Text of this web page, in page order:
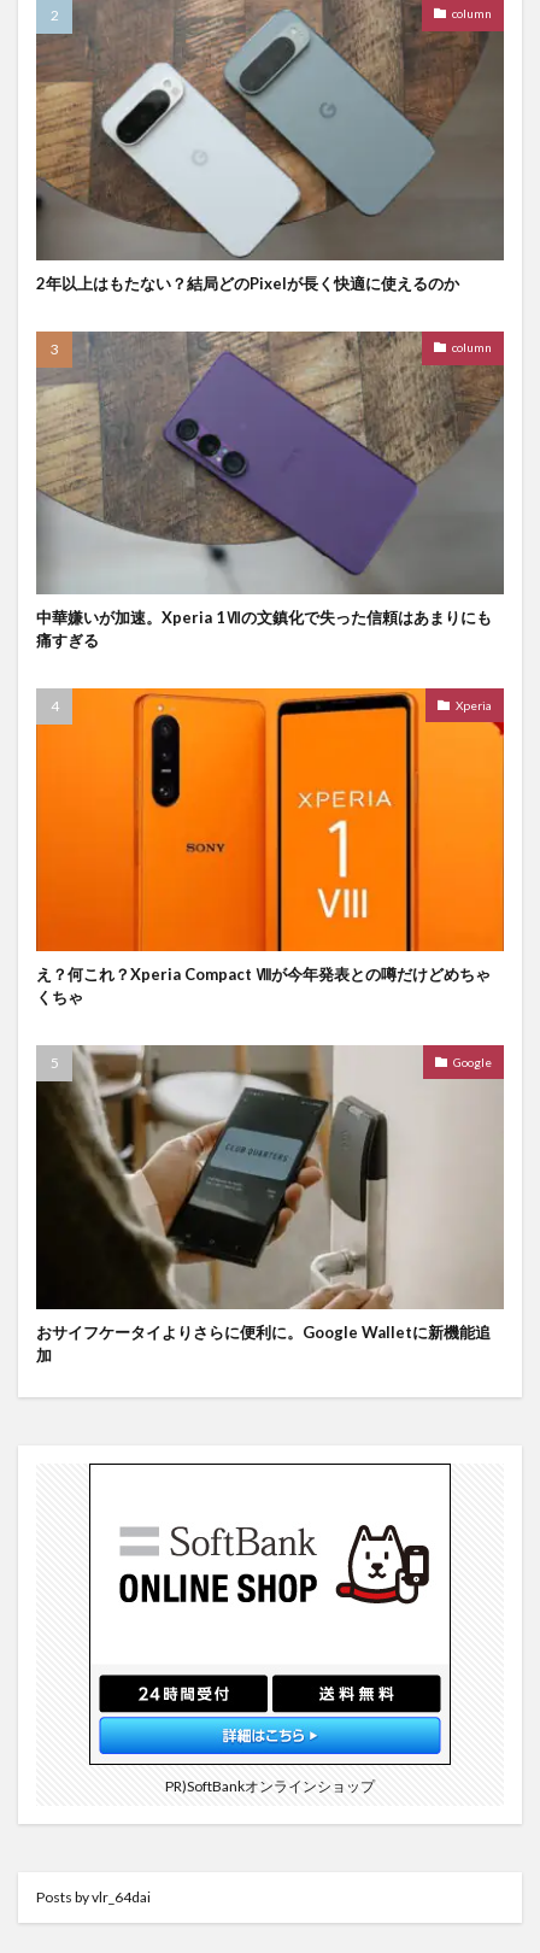
column
2年以上はもたない？結局どのPixelが長く快適に使えるのか
column
中華嫌いが加速。Xperia 1Ⅶの文鎮化で失った信頼はあまりにも
痛すぎる
Xperia
え？何これ？Xperia Compact Ⅷが今年発表との噂だけどめちゃ
くちゃ
Google
おサイフケータイよりさらに便利に。Google Walletに新機能追
加
PR)SoftBankオンラインショップ
Posts by vlr_64dai